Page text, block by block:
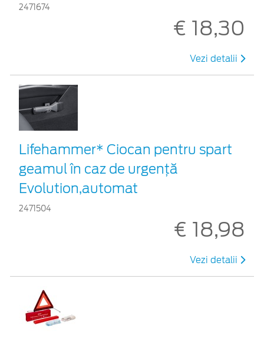
2471674
€ 18,30
Vezi detalii
Lifehammer* Ciocan pentru spart
geamul în caz de urgenţă
Evolution,automat
2471504
€ 18,98
Vezi detalii